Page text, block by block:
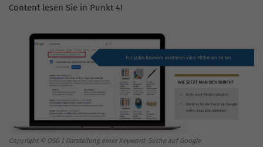
Content lesen Sie in Punkt 4!
Copyright © OSG | Darstellung einer Keyword-Suche auf Google